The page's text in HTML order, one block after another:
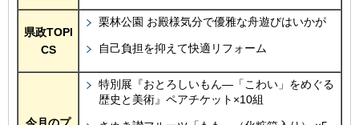
県政TOPI
CS
栗林公園 お殿様気分で優雅な舟遊びはいかが
自己負担を抑えて快適リフォーム
今月のプ
特別展『おとろしいもん―「こわい」をめぐる
歴史と美術』ペアチケット×10組